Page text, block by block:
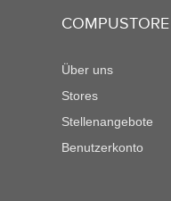
COMPUSTORE
Über uns
Stores
Stellenangebote
Benutzerkonto